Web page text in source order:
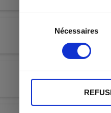
consentement
Nécessaires